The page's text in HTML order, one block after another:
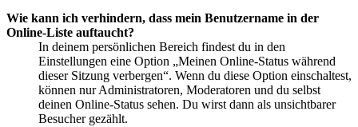
Wie kann ich verhindern, dass mein Benutzername in der
Online-Liste auftaucht?
In deinem persönlichen Bereich findest du in den
Einstellungen eine Option „Meinen Online-Status während
dieser Sitzung verbergen“. Wenn du diese Option einschaltest,
können nur Administratoren, Moderatoren und du selbst
deinen Online-Status sehen. Du wirst dann als unsichtbarer
Besucher gezählt.